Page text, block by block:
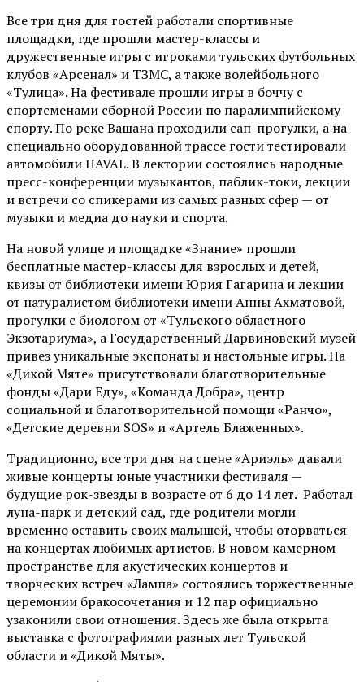
Все три дня для гостей работали спортивные
площадки, где прошли мастер-классы и
дружественные игры с игроками тульских футбольных
клубов «Арсенал» и ТЗМС, а также волейбольного
«Тулица». На фестивале прошли игры в боччу с
спортсменами сборной России по паралимпийскому
спорту. По реке Вашана проходили сап-прогулки, а на
специально оборудованной трассе гости тестировали
автомобили HAVAL. В лектории состоялись народные
пресс-конференции музыкантов, паблик-токи, лекции
и встречи со спикерами из самых разных сфер — от
музыки и медиа до науки и спорта.
На новой улице и площадке «Знание» прошли
бесплатные мастер-классы для взрослых и детей,
квизы от библиотеки имени Юрия Гагарина и лекции
от натуралистом библиотеки имени Анны Ахматовой,
прогулки с биологом от «Тульского областного
Экзотариума», а Государственный Дарвиновский музей
привез уникальные экспонаты и настольные игры. На
«Дикой Мяте» присутствовали благотворительные
фонды «Дари Еду», «Команда Добра», центр
социальной и благотворительной помощи «Ранчо»,
«Детские деревни SOS» и «Артель Блаженных».
Традиционно, все три дня на сцене«Ариэль» давали
живые концерты юные участники фестиваля —
будущие рок-звезды в возрасте от 6 до 14 лет. Работал
луна-парк и детский сад, где родители могли
временно оставить своих малышей, чтобы оторваться
на концертах любимых артистов. В новом камерном
пространстве для акустических концертов и
творческих встреч «Лампа» состоялись торжественные
церемонии бракосочетания и 12 пар официально
узаконили свои отношения. Здесь же была открыта
выставка с фотографиями разных лет Тульской
области и «Дикой Мяты».